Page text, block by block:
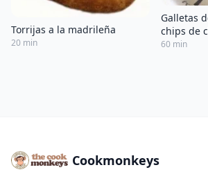
Torrijas a la madrileña
20 min
Galletas
chips de
60 min
Cookmonkeys